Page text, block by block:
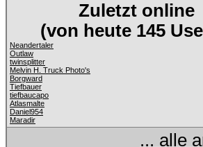
Zuletzt online
(von heute 145
Neandertaler
Outlaw
twinsplitter
Melvin H. Truck Photo's
Borgward
Tiefbauer
tiefbaucapo
Atlasmalte
Daniel954
Maradir
... alle